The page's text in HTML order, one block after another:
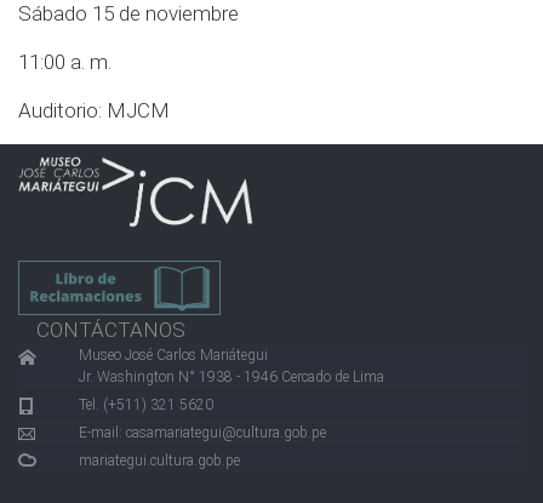
Sábado 15 de noviembre
11:00 a. m.
Auditorio: MJCM
CONTÁCTANOS
Museo José Carlos Mariátegui
Jr. Washington N° 1938 - 1946 Cercado de Lima
Tel. (+511) 321 5620
E-mail: casamariategui@cultura.gob.pe
mariategui.cultura.gob.pe